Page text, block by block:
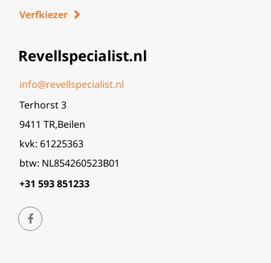
Verfkiezer
Revellspecialist.nl
info@revellspecialist.nl
Terhorst 3
9411 TR,Beilen
kvk: 61225363
btw: NL854260523B01
+31 593 851233